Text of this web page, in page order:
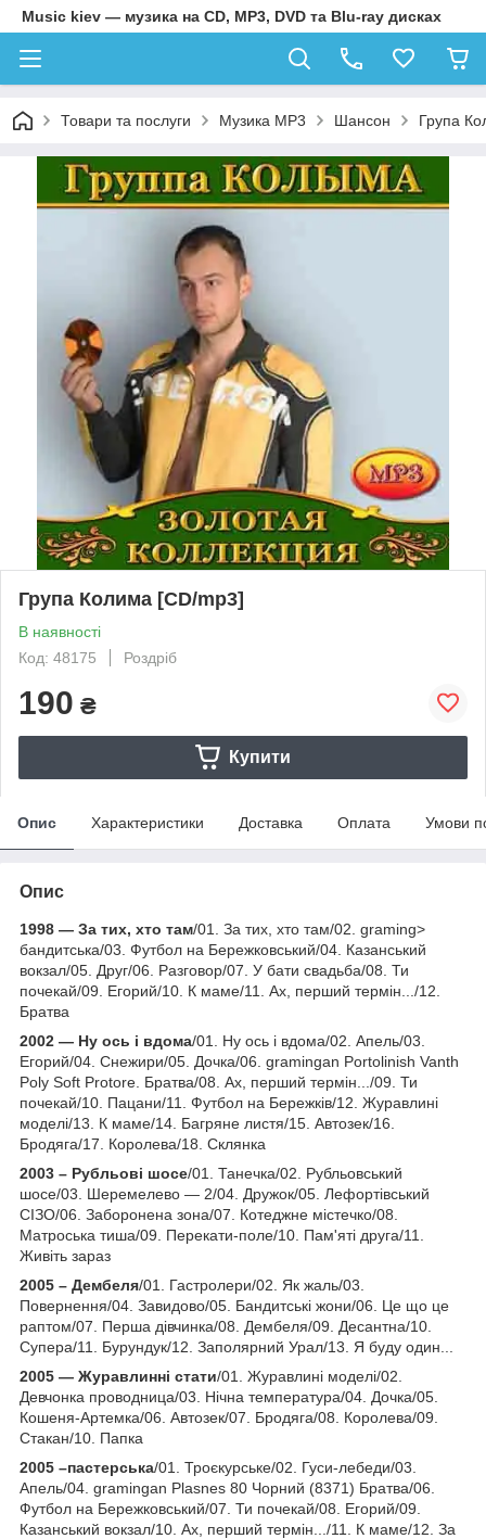
Music kiev — музика на CD, MP3, DVD та Blu-ray дисках
Товари та послуги Музика MP3 Шансон Група
Група Колима [CD/mp3]
В наявності
Код: 48175
Роздріб
190 ₴
Купити
Опис Характеристики Доставка Оплата Умови
Опис
1998 — За тих, хто там/01. За тих, хто там/02. graming>
бандитська/03. Футбол на Бережковський/04. Казанський
вокзал/05. Друг/06. Разговор/07. У бати свадьба/08. Ти
почекай/09. Егорий/10. К маме/11. Ах, перший термін.../12.
Братва
2002 — Ну ось і вдома/01. Ну ось і вдома/02. Апель/03.
Егорий/04. Снежири/05. Дочка/06. gramingan Portolinish Vanth
Poly Soft Protore. Братва/08. Ах, перший термін.../09. Ти
почекай/10. Пацани/11. Футбол на Бережків/12. Журавлині
моделі/13. К маме/14. Багряне листя/15. Автозек/16.
Бродяга/17. Королева/18. Склянка
2003 – Рубльові шосе/01. Танечка/02. Рубльовський
шосе/03. Шеремелево — 2/04. Дружок/05. Лефортівський
СІЗО/06. Заборонена зона/07. Котеджне містечко/08.
Матроська тиша/09. Перекати-поле/10. Пам'яті друга/11.
Живіть зараз
2005 – Дембеля/01. Гастролери/02. Як жаль/03.
Повернення/04. Завидово/05. Бандитські жони/06. Це що це
раптом/07. Перша дівчинка/08. Дембеля/09. Десантна/10.
Супера/11. Бурундук/12. Заполярний Урал/13. Я буду один...
2005 — Журавлинні стати/01. Журавлині моделі/02.
Девчонка проводница/03. Нічна температура/04. Дочка/05.
Кошеня-Артемка/06. Автозек/07. Бродяга/08. Королева/09.
Стакан/10. Папка
2005 –пастерська/01. Троєкурське/02. Гуси-лебеди/03.
Апель/04. gramingan Plasnes 80 Чорний (8371) Братва/06.
Футбол на Бережковський/07. Ти почекай/08. Егорий/09.
Казанський вокзал/10. Ах, перший термін.../11. К маме/12. За